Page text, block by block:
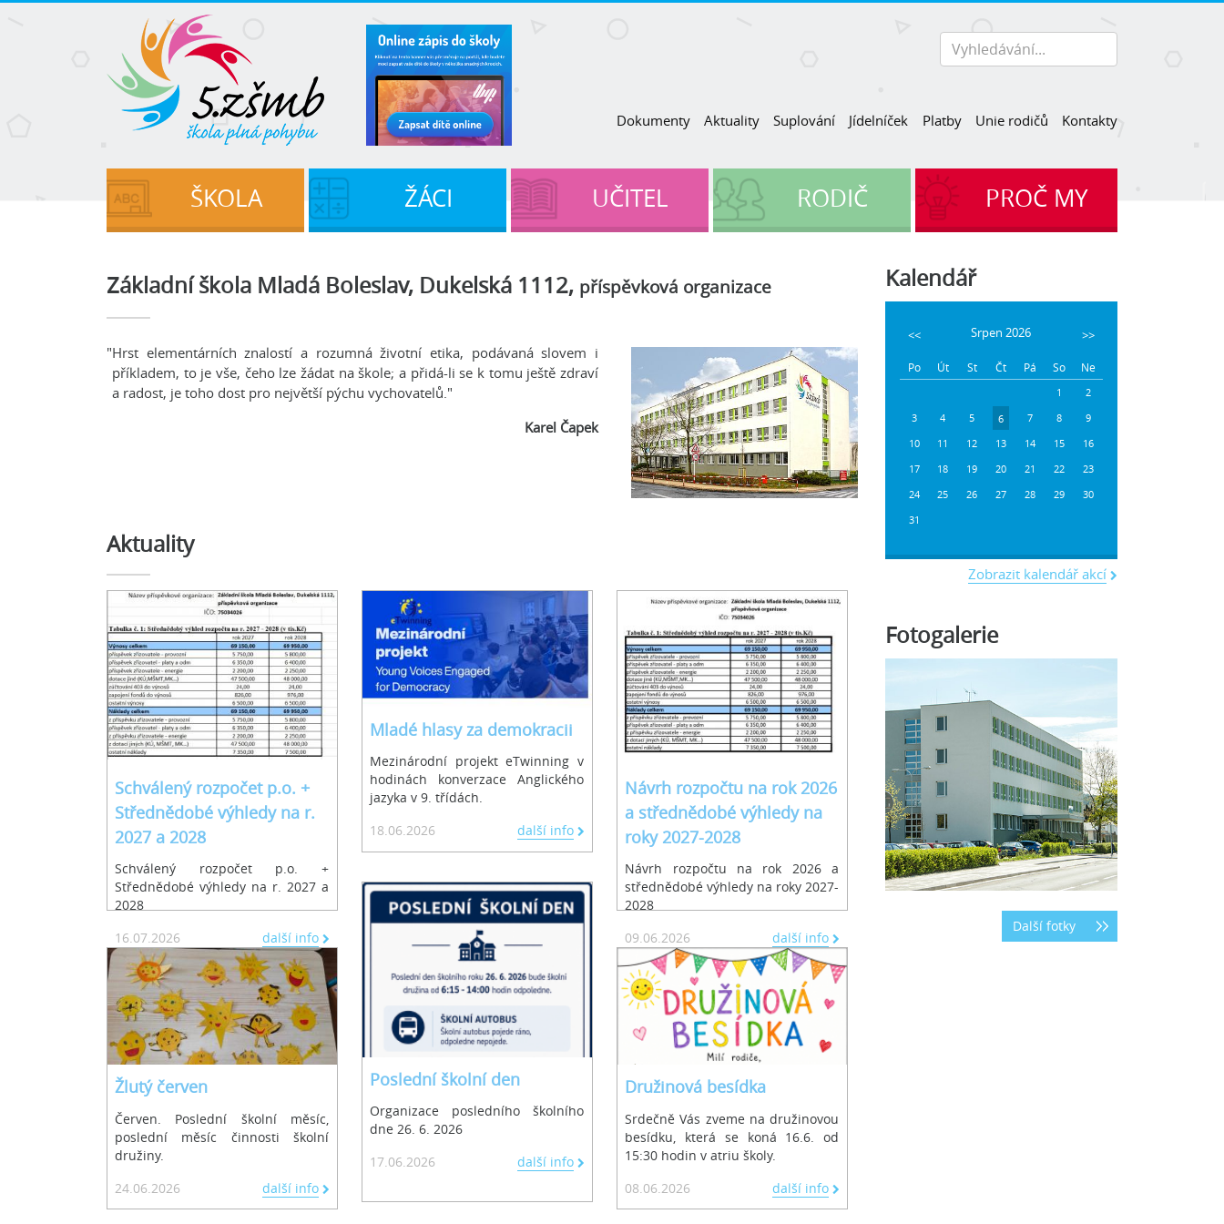
Dokumenty Aktuality Suplování Jídelníček Platby Unie rodičů Kontakty
ŠKOLA ŽÁCI UČITEL RODIČ PROČ MY
Základní škola Mladá Boleslav, Dukelská 1112, příspěvková organizace
"Hrst elementárních znalostí a rozumná životní etika, podávaná slovem i
příkladem, to je vše, čeho lze žádat na škole; a přidá-li se k tomu ještě zdraví
a radost, je toho dost pro největší pýchu vychovatelů."
Karel Čapek
Aktuality
Schválený rozpočet p.o. +
Střednědobé výhledy na r.
2027 a 2028
Schválený rozpočet p.o. +
Střednědobé výhledy na r. 2027 a
2028
další info
16.07.2026
Žlutý červen
Červen. Poslední školní měsíc,
poslední měsíc činnosti školní
družiny.
další info
24.06.2026
Mladé hlasy za demokracii
Mezinárodní projekt eTwinning v
hodinách konverzace Anglického
jazyka v 9. třídách.
další info
18.06.2026
Poslední školní den
Organizace posledního školního
dne 26. 6. 2026
další info
17.06.2026
Návrh rozpočtu na rok 2026
a střednědobé výhledy na
roky 2027-2028
Návrh rozpočtu na rok 2026 a
střednědobé výhledy na roky 2027-
2028
další info
09.06.2026
Družinová besídka
Srdečně Vás zveme na družinovou
besídku, která se koná 16.6. od
15:30 hodin v atriu školy.
další info
08.06.2026
Kalendář
<< Srpen 2026 >>
Po Út St Čt Pá So Ne
1
2
3
4 5 6 7 8
9
10
11 12 13 14 15
16
17
18 19 20 21 22
23
24
25 26 27 28 29
30
31
Zobrazit kalendář akcí
Fotogalerie
Další fotky